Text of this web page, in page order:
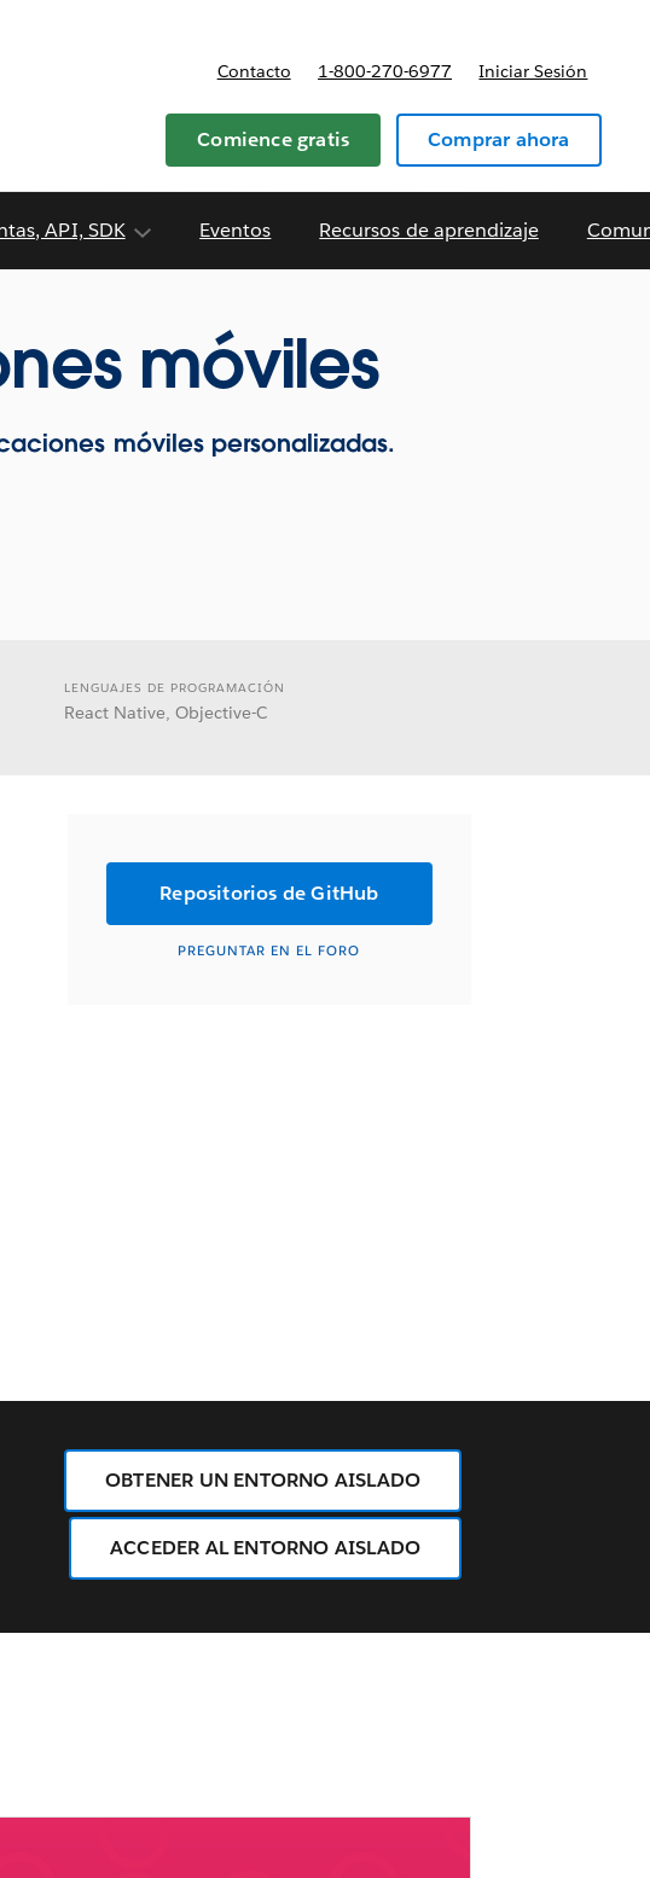
for Planes y precios
Contacto 1-800-270-6977 Iniciar Sesión
Comience gratis Comprar ahora
API, SDK Eventos Recursos de aprendizaje
móviles
móviles personalizadas.
LENGUAJES DE PROGRAMACIÓN
React Native, Objective-C
Repositorios de GitHub
PREGUNTAR EN EL FORO
OBTENER UN ENTORNO AISLADO
ACCEDER AL ENTORNO AISLADO